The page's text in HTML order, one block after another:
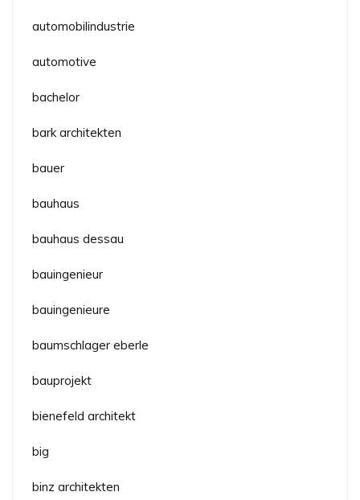
automobilindustrie
automotive
bachelor
bark architekten
bauer
bauhaus
bauhaus dessau
bauingenieur
bauingenieure
baumschlager eberle
bauprojekt
bienefeld architekt
big
binz architekten